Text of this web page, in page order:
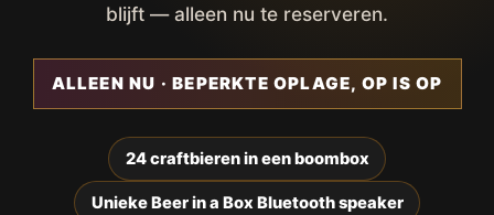
blijft — alleen nu te reserveren.
ALLEEN NU · BEPERKTE OPLAGE, OP IS OP
24 craftbieren in een boombox
Unieke Beer in a Box Bluetooth speaker